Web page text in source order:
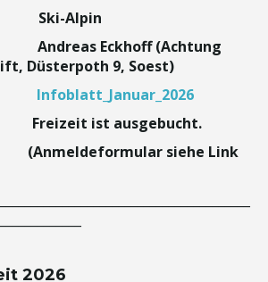
N
Ski-Alpin
Eckhoff (Achtung
Düsterpoth 9, Soest)
Infoblatt_Januar_2026
ist ausgebucht.
siehe Link
2026